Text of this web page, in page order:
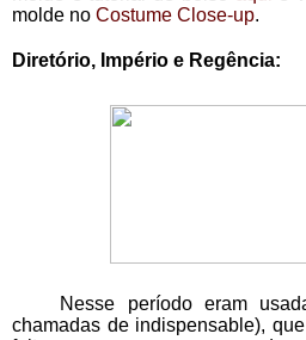
molde no Costume Close-up.
Diretório, Império e Regência:
chamadas de indispensable),